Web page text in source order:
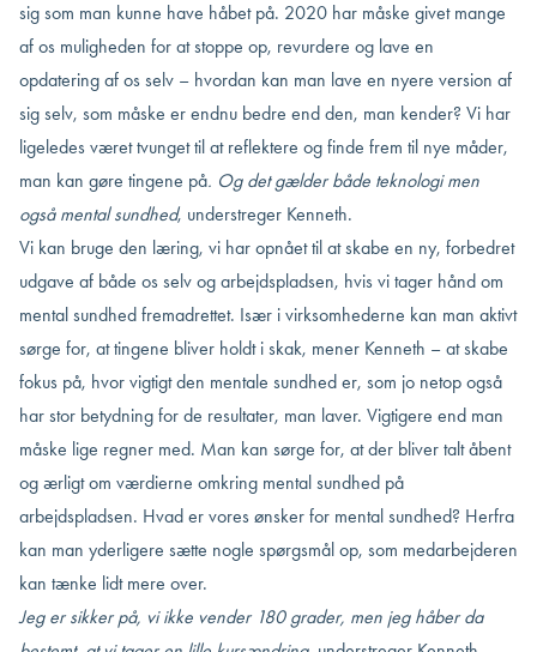
sig som man kunne have håbet på. 2020 har måske givet mange
af os muligheden for at stoppe op, revurdere og lave en
opdatering af os selv – hvordan kan man lave en nyere version af
sig selv, som måske er endnu bedre end den, man kender? Vi har
ligeledes været tvunget til at reflektere og finde frem til nye måder,
man kan gøre tingene på. Og det gælder både teknologi men
også mental sundhed, understreger Kenneth.
Vi kan bruge den læring, vi har opnået til at skabe en ny, forbedret
udgave af både os selv og arbejdspladsen, hvis vi tager hånd om
mental sundhed fremadrettet. Især i virksomhederne kan man aktivt
sørge for, at tingene bliver holdt i skak, mener Kenneth – at skabe
fokus på, hvor vigtigt den mentale sundhed er, som jo netop også
har stor betydning for de resultater, man laver. Vigtigere end man
måske lige regner med. Man kan sørge for, at der bliver talt åbent
og ærligt om værdierne omkring mental sundhed på
arbejdspladsen. Hvad er vores ønsker for mental sundhed? Herfra
kan man yderligere sætte nogle spørgsmål op, som medarbejderen
kan tænke lidt mere over.
Jeg er sikker på, vi ikke vender 180 grader, men jeg håber da